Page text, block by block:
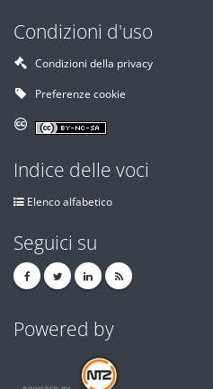
Condizioni d'uso
Condizioni della privacy
Preferenze cookie
Indice delle voci
Elenco alfabetico
Seguici su
Powered by